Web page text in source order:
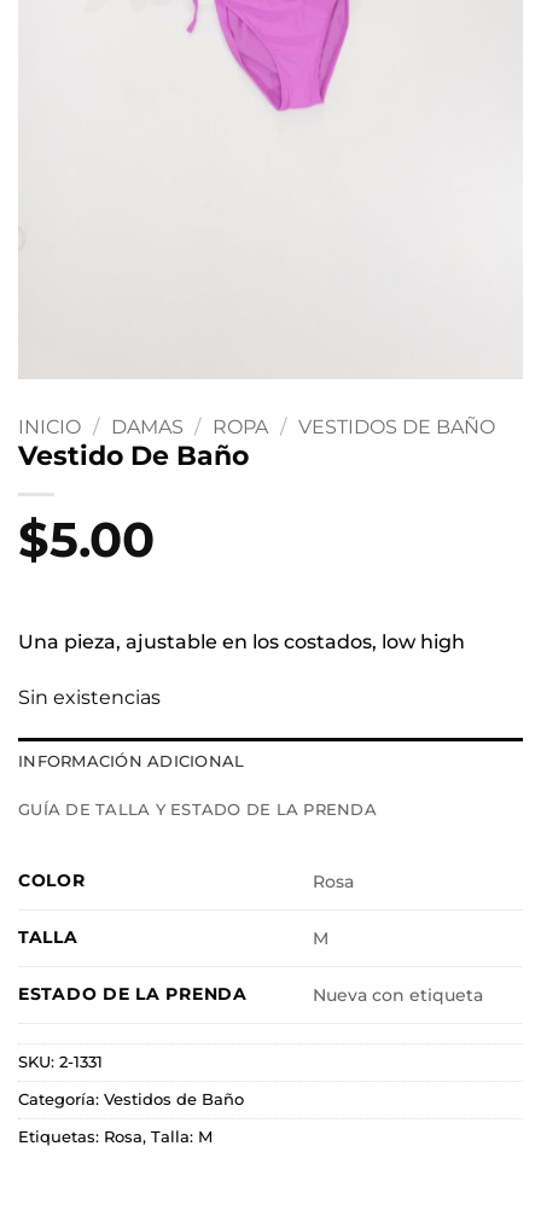
INICIO / DAMAS / ROPA / VESTIDOS DE BAÑO
Vestido De Baño
$5.00
Una pieza, ajustable en los costados, low high
Sin existencias
INFORMACIÓN ADICIONAL
GUÍA DE TALLA Y ESTADO DE LA PRENDA
COLOR Rosa
TALLA M
ESTADO DE LA PRENDA Nueva con etiqueta
SKU: 2-1331
Categoría: Vestidos de Baño
Etiquetas: Rosa, Talla: M